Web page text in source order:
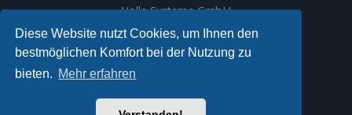
Diese Website nutzt Cookies, um Ihnen den
bestmöglichen Komfort bei der Nutzung zu
bieten. Mehr erfahren
Volla Systeme GmbH
Kölner Straße 102
42897 Remscheid
Telefon:+49 2191 59897 61
E-Mail: